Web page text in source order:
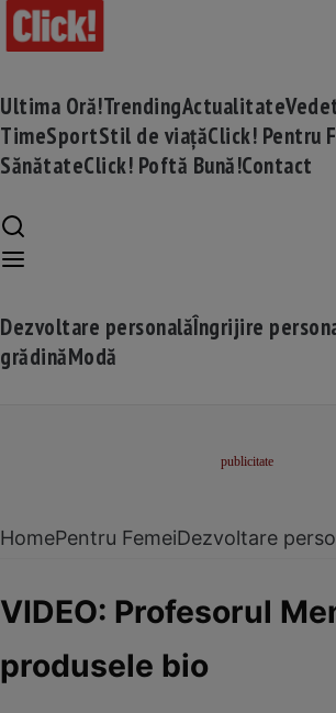
Ultima Oră!TrendingActualitate
TimeSportStil de viațăClick! Pentru
SănătateClick! Poftă Bună!Contact
Dezvoltare personalăÎngrijire
grădinăModă
HomePentru FemeiDezvoltare
VIDEO: Profesorul
produsele bio